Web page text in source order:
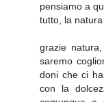
pensiamo a
tutto, la
grazie
saremo
doni che ci
con la